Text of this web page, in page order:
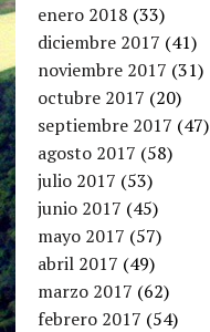
enero 2018 (33)
diciembre 2017 (41)
noviembre 2017 (31)
octubre 2017 (20)
septiembre 2017 (47)
agosto 2017 (58)
julio 2017 (53)
junio 2017 (45)
mayo 2017 (57)
abril 2017 (49)
marzo 2017 (62)
febrero 2017 (54)